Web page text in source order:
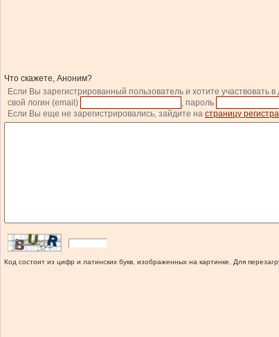
Что скажете, Аноним?
Если Вы зарегистрированный пользователь и хотите участвовать
свой логин (email)
, пароль
Если Вы еще не зарегистрировались, зайдите на страницу
Код состоит из цифр и латинских букв, изображенных на картинке. Для